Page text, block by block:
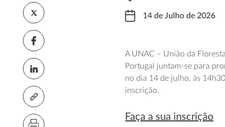
14 de Julho de 2026
A UNAC – União da
Portugal juntam-se para
no dia 14 de julho, às
inscrição.
Faça a sua inscrição